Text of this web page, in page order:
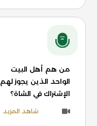
من هم أهل البيت
الواحد الذين يجوز لهم
الإشتراك في الشاة؟
شاهد المزيد